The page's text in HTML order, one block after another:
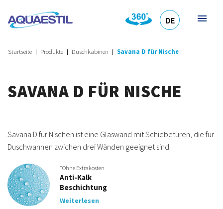
DE
Startseite Produkte Duschkabinen Savana D für Nische
SAVANA D FÜR NISCHE
Savana D für Nischen ist eine Glaswand mit Schiebetüren, die für
Duschwannen zwichen drei Wänden geeignet sind.
*Ohne Extrakosten
Anti-Kalk
Beschichtung
Weiterlesen